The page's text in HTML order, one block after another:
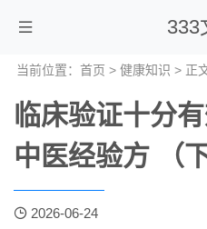
333
当前位置： 首页 > 健康知识 > 正
临床验证十分
中医经验方 （下
2026-06-24